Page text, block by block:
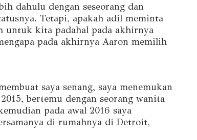
dahulu dengan seseorang dan
Tetapi, apakah adil meminta
untuk kita padahal pada akhirnya
pada akhirnya Aaron memilih
saya senang, saya menemukan
bertemu dengan seorang wanita
pada awal 2016 saya
di rumahnya di Detroit,